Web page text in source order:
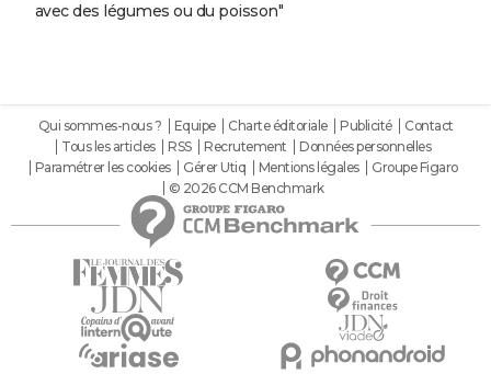
avec des légumes ou du poisson"
Qui sommes-nous ? Equipe Charte éditoriale Publicité
Contact
Tous les articles
RSS Recrutement
Données personnelles
Paramétrer les cookies
Gérer Utiq Mentions légales
Groupe Figaro
© 2026 CCM Benchmark